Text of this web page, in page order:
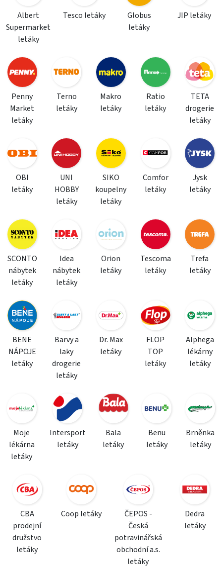
Albert
Supermarket
letáky
Tesco letáky
Globus
letáky
JIP letáky
Penny
Market
letáky
Terno
letáky
Makro
letáky
Ratio
letáky
TETA
drogerie
letáky
OBI
letáky
UNI
HOBBY
letáky
SIKO
koupelny
letáky
Comfor
letáky
Jysk
letáky
SCONTO
nábytek
letáky
Idea
nábytek
letáky
Orion
letáky
Tescoma
letáky
Trefa
letáky
BENE
NÁPOJE
letáky
Barvy a
laky
drogerie
letáky
Dr. Max
letáky
FLOP
TOP
letáky
Alphega
lékárny
letáky
Moje
lékárna
letáky
Intersport
letáky
Bala
letáky
Benu
letáky
Brněnka
letáky
CBA
prodejní
družstvo
letáky
Coop letáky
ČEPOS -
Česká
potravinářská
obchodní a.s.
letáky
Dedra
letáky